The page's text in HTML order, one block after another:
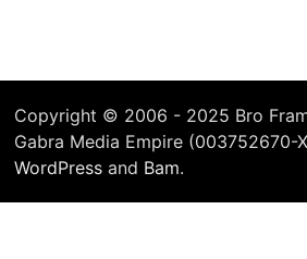
THE
&
MAYA
HANUM
Copyright © 2006 - 2025 Bro
Gabra Media Empire (003752670-
WordPress and Bam.